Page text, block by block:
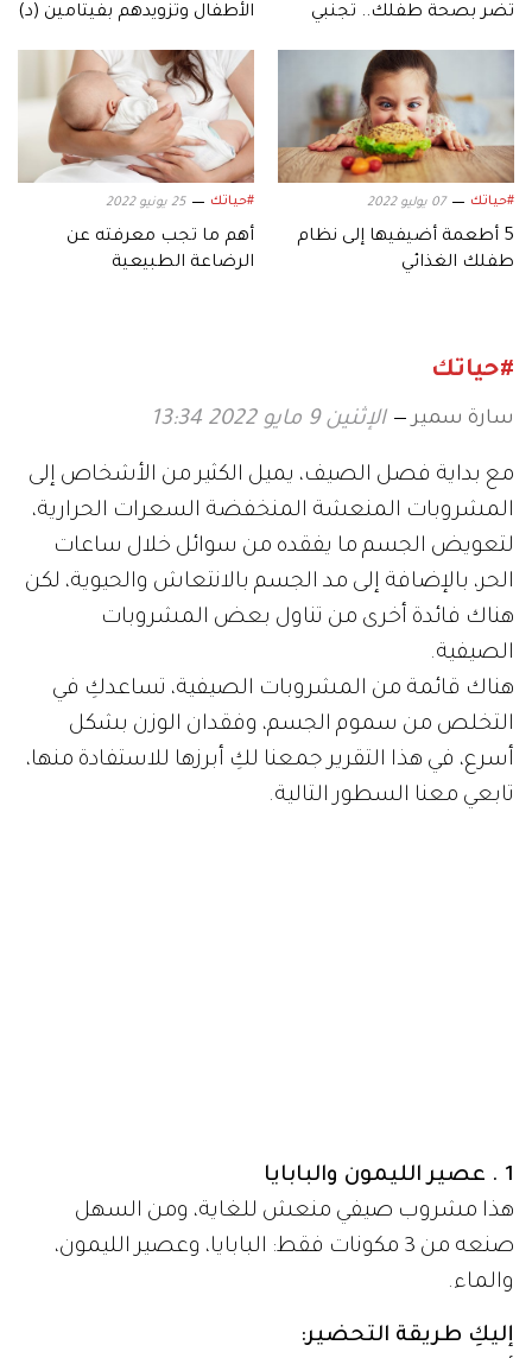
تضر بصحة طفلك.. تجنبي
الأطفال وتزويدهم بفيتامين (د)
#حياتك 07 يوليو 2022
5 أطعمة أضيفيها إلى نظام
طفلك الغذائي
#حياتك 25 يونيو 2022
أهم ما تجب معرفته عن
الرضاعة الطبيعية
#حياتك
سارة سمير الإثنين 9 مايو 2022 13:34
مع بداية فصل الصيف، يميل الكثير من الأشخاص إلى
المشروبات المنعشة المنخفضة السعرات الحرارية،
لتعويض الجسم ما يفقده من سوائل خلال ساعات
الحر، بالإضافة إلى مد الجسم بالانتعاش والحيوية، لكن
هناك فائدة أخرى من تناول بعض المشروبات
الصيفية.
هناك قائمة من المشروبات الصيفية، تساعدكِ في
التخلص من سموم الجسم، وفقدان الوزن بشكل
أسرع، في هذا التقرير جمعنا لكِ أبرزها للاستفادة منها،
تابعي معنا السطور التالية.
1 . عصير الليمون والبابايا
هذا مشروب صيفي منعش للغاية، ومن السهل
صنعه من 3 مكونات فقط: البابايا، وعصير الليمون،
والماء.
إليكِ طريقة التحضير: